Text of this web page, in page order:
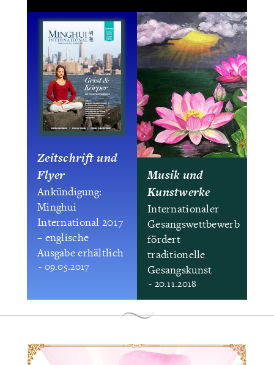
Zeitschrift und
Flyer
Ankündigung:
Minghui
International 2017
– englische
Ausgabe erhältlich
- 09.05.2017
Musik und
Kunstwerke
Internationaler
Gesangswettbewerb
fördert
traditionelle
Gesangskunst
- 20.11.2018